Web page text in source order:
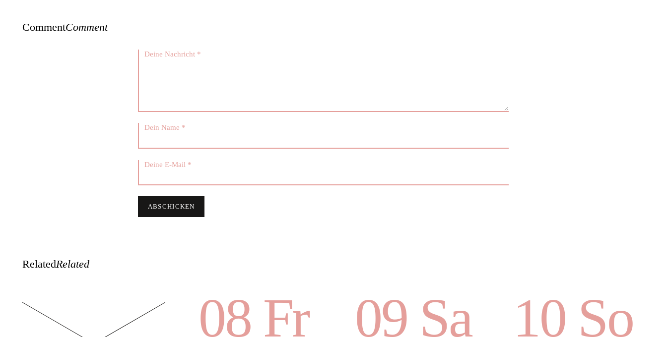
CommentComment
RelatedRelated
10 So
09 Sa
08 Fr